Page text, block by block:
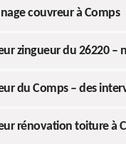
couvreur à Comps
zingueur du 26220 –
du Comps – des
rénovation toiture à